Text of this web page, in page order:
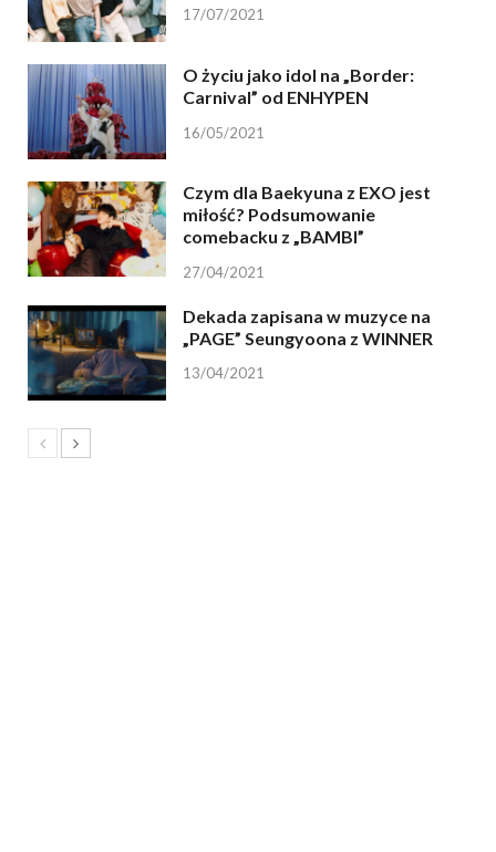
17/07/2021
O życiu jako idol na „Border:
Carnival” od ENHYPEN
16/05/2021
Czym dla Baekyuna z EXO jest
miłość? Podsumowanie
comebacku z „BAMBI”
27/04/2021
Dekada zapisana w muzyce na
„PAGE” Seungyoona z WINNER
13/04/2021